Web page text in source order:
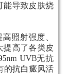
能导致皮肤烧
照射强度、
提高了各类皮
UVB无抗
的抗白癜风活